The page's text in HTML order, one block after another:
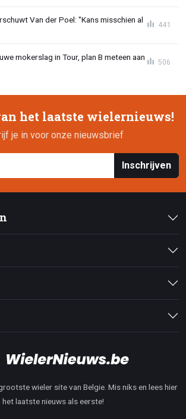
Van der Poel: "Kans misschien al
441
mokerslag in Tour, plan B meteen aan
506
het laatste wielernieuws!
je in voor onze nieuwsbrief
Inschrijven
wieler site van Belgie. Mis niks en lees hier
het laatste nieuws als eerste!